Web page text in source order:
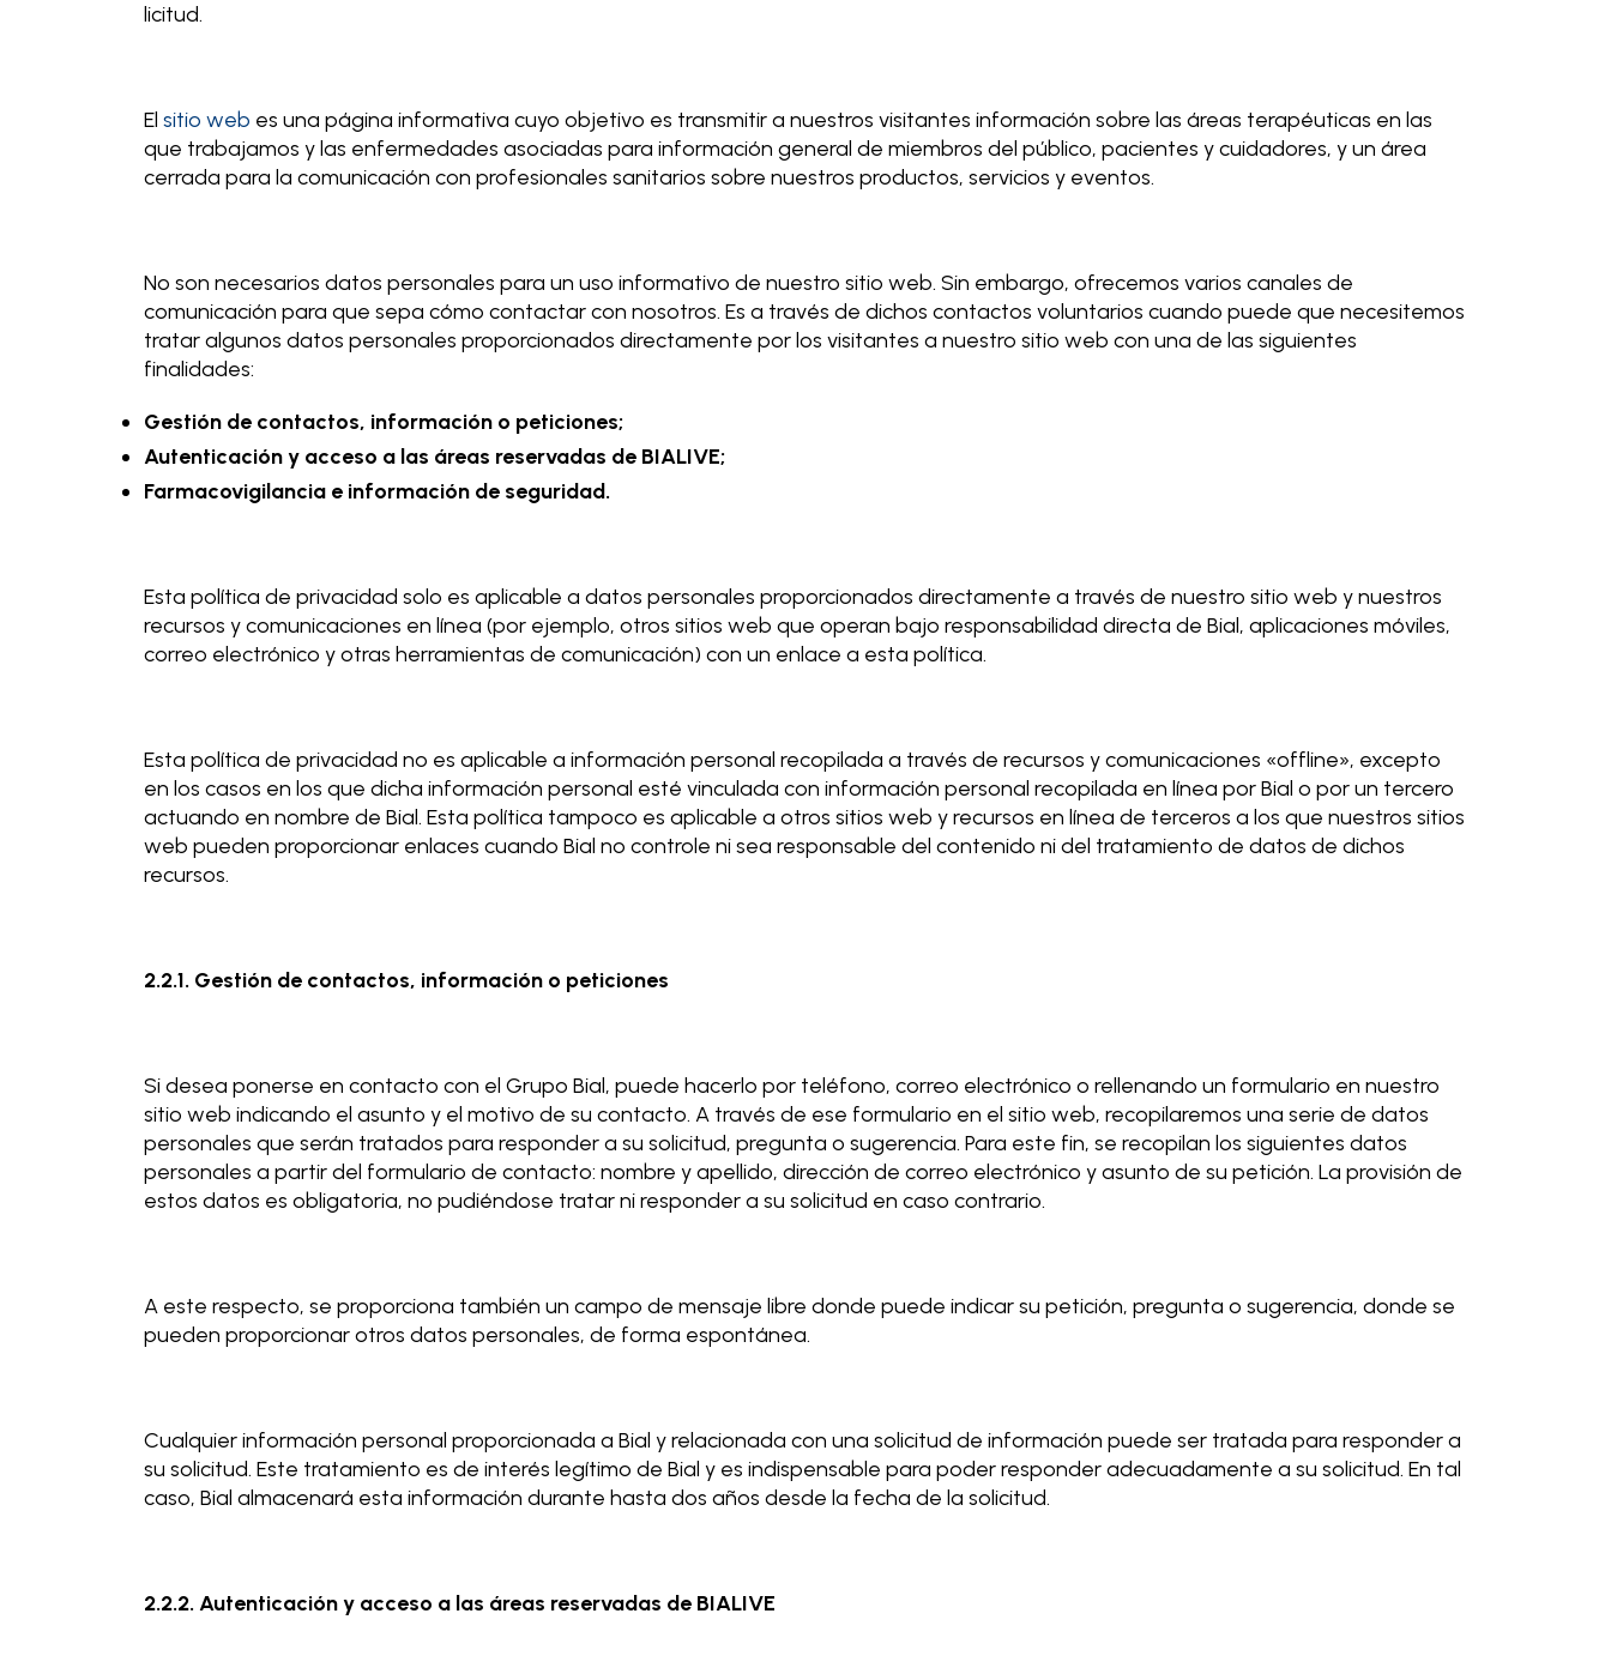
licitud.
El sitio web es una página informativa cuyo objetivo es transmitir a nuestros visitantes información sobre las áreas terapéuticas en las
que trabajamos y las enfermedades asociadas para información general de miembros del público, pacientes y cuidadores, y un área
cerrada para la comunicación con profesionales sanitarios sobre nuestros productos, servicios y eventos.
No son necesarios datos personales para un uso informativo de nuestro sitio web. Sin embargo, ofrecemos varios canales de
comunicación para que sepa cómo contactar con nosotros. Es a través de dichos contactos voluntarios cuando puede que necesitemos
tratar algunos datos personales proporcionados directamente por los visitantes a nuestro sitio web con una de las siguientes
finalidades:
Gestión de contactos, información o peticiones;
Autenticación y acceso a las áreas reservadas de BIALIVE;
Farmacovigilancia e información de seguridad.
Esta política de privacidad solo es aplicable a datos personales proporcionados directamente a través de nuestro sitio web y nuestros
recursos y comunicaciones en línea (por ejemplo, otros sitios web que operan bajo responsabilidad directa de Bial, aplicaciones móviles,
correo electrónico y otras herramientas de comunicación) con un enlace a esta política.
Esta política de privacidad no es aplicable a información personal recopilada a través de recursos y comunicaciones «offline», excepto
en los casos en los que dicha información personal esté vinculada con información personal recopilada en línea por Bial o por un tercero
actuando en nombre de Bial. Esta política tampoco es aplicable a otros sitios web y recursos en línea de terceros a los que nuestros sitios
web pueden proporcionar enlaces cuando Bial no controle ni sea responsable del contenido ni del tratamiento de datos de dichos
recursos.
2.2.1. Gestión de contactos, información o peticiones
Si desea ponerse en contacto con el Grupo Bial, puede hacerlo por teléfono, correo electrónico o rellenando un formulario en nuestro
sitio web indicando el asunto y el motivo de su contacto. A través de ese formulario en el sitio web, recopilaremos una serie de datos
personales que serán tratados para responder a su solicitud, pregunta o sugerencia. Para este fin, se recopilan los siguientes datos
personales a partir del formulario de contacto: nombre y apellido, dirección de correo electrónico y asunto de su petición. La provisión de
estos datos es obligatoria, no pudiéndose tratar ni responder a su solicitud en caso contrario.
A este respecto, se proporciona también un campo de mensaje libre donde puede indicar su petición, pregunta o sugerencia, donde se
pueden proporcionar otros datos personales, de forma espontánea.
Cualquier información personal proporcionada a Bial y relacionada con una solicitud de información puede ser tratada para responder a
su solicitud. Este tratamiento es de interés legítimo de Bial y es indispensable para poder responder adecuadamente a su solicitud. En tal
caso, Bial almacenará esta información durante hasta dos años desde la fecha de la solicitud.
2.2.2. Autenticación y acceso a las áreas reservadas de BIALIVE